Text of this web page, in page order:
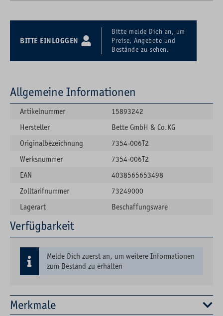
BITTE EINLOGGEN
Bitte melde Dich an, um
Preise, Angebote und
Bestände zu sehen.
Merkmale
Allgemeine Informationen
Artikelnummer
15893242
Hersteller
Bette GmbH & Co.KG
Originalbezeichnung
7354-006T2
Werksnummer
7354-006T2
EAN
4038565653498
Zolltarifnummer
73249000
Lagerart
Beschaffungsware
Verfügbarkeit
Melde Dich zuerst an, um weitere Informationen
zum Bestand zu erhalten